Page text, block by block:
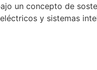
un concepto de
y sistemas